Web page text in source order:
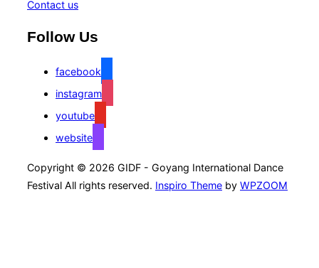
Contact us
Follow Us
facebook
instagram
youtube
website
Copyright © 2026 GIDF - Goyang International Dance
Festival All rights reserved. Inspiro Theme by WPZOOM